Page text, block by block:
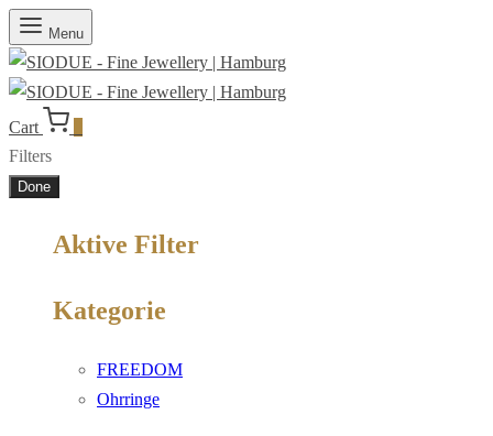
Menu
Cart
Filters
Done
Aktive Filter
Kategorie
FREEDOM
Ohrringe